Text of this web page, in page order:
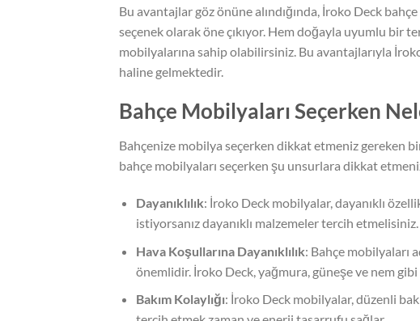
Bu avantajlar göz önüne alındığında, İroko Deck
seçenek olarak öne çıkıyor. Hem doğayla uyumlu bir
mobilyalarına sahip olabilirsiniz. Bu avantajlarıyla
haline gelmektedir.
Bahçe Mobilyaları Seçerken
Bahçenize mobilya seçerken dikkat etmeniz gereken
bahçe mobilyaları seçerken şu unsurlara dikkat
Dayanıklılık: İroko Deck mobilyalar, dayanıklı
istiyorsanız dayanıklı malzemeler tercih
Hava Koşullarına Dayanıklılık: Bahçe mobilyaları
önemlidir. İroko Deck, yağmura, güneşe ve nem gibi
Bakım Kolaylığı: İroko Deck mobilyalar, düzenli